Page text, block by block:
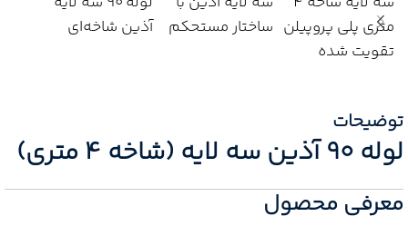
توضیحات
لوله 90 آذین سه لایه (شاخه 4 متری)
معرفی محصول